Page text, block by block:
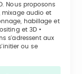
Nous proposons
mixage audio et
habillage et
et 3D •
s'adressent aux
ou se